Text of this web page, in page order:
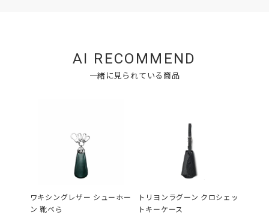
AI RECOMMEND
一緒に見られている商品
ワキシングレザー シューホー
ン 靴べら
トリヨンラグーン クロシェッ
トキーケース